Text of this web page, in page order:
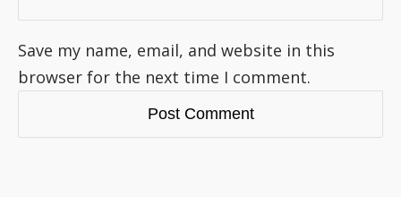
Save my name, email, and website in this
browser for the next time I comment.